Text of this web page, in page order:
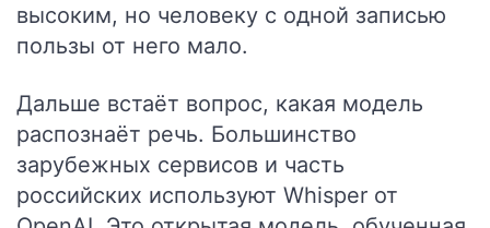
высоким, но человеку с одной записью
пользы от него мало.
Дальше встаёт вопрос, какая модель
распознаёт речь. Большинство
зарубежных сервисов и часть
российских используют Whisper от